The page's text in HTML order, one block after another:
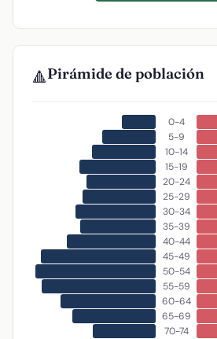
🔺Pirámide de población
0-4
5-9
10-14
15-19
20-24
25-29
30-34
35-39
40-44
45-49
50-54
55-59
60-64
65-69
70-74